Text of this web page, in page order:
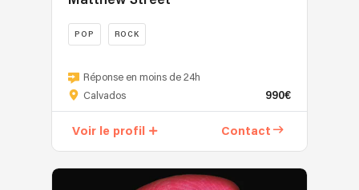
POP ROCK
evening
Nous
sommes
Matthew
Réponse en moins de 24h
Calvados
990€
Voir le profil Contact